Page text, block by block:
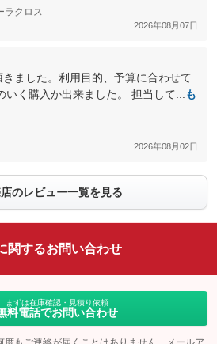
ラクロス
2026年08月07日
ました。利用目的、予算に合わせて
く購入か出来ました。 担当して...
も
2026年08月02日
のレビュー一覧を見る
関するお問い合わせ
まずは在庫確認・見積り依頼
料電話でお問い合わせ